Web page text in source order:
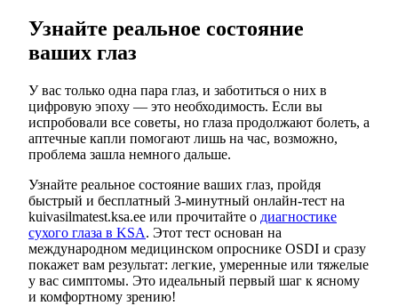
Узнайте реальное состояние
ваших глаз
У вас только одна пара глаз, и заботиться о них в
цифровую эпоху — это необходимость. Если вы
испробовали все советы, но глаза продолжают болеть, а
аптечные капли помогают лишь на час, возможно,
проблема зашла немного дальше.
Узнайте реальное состояние ваших глаз, пройдя
быстрый и бесплатный 3-минутный онлайн-тест на
kuivasilmatest.ksa.ee или прочитайте о диагностике
сухого глаза в KSA. Этот тест основан на
международном медицинском опроснике OSDI и сразу
покажет вам результат: легкие, умеренные или тяжелые
у вас симптомы. Это идеальный первый шаг к ясному
и комфортному зрению!